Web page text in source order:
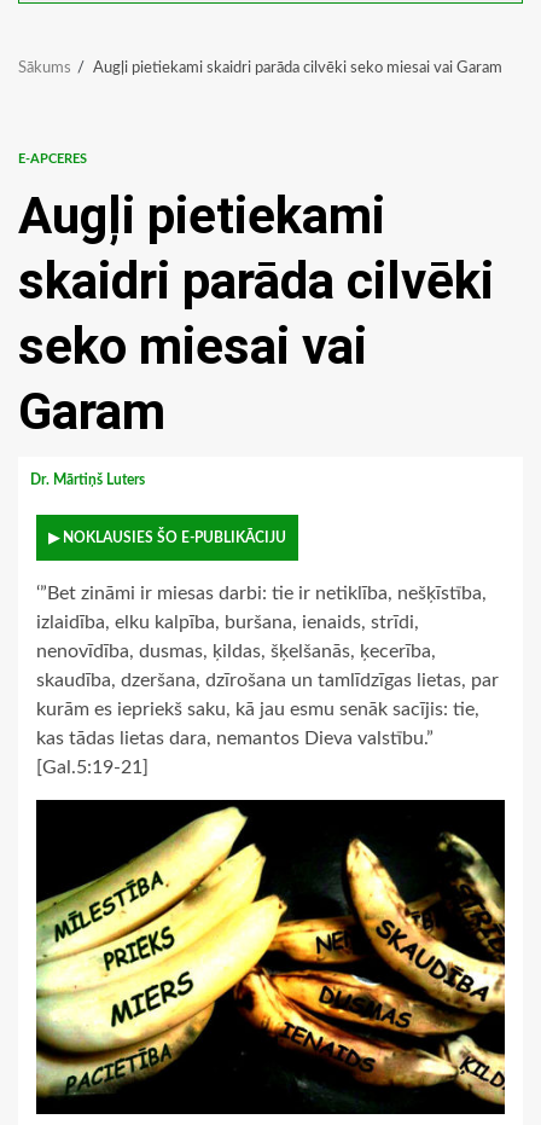
Sākums Augļi pietiekami skaidri parāda cilvēki seko miesai vai Garam
E-APCERES
Augļi pietiekami
skaidri parāda cilvēki
seko miesai vai
Garam
Dr. Mārtiņš Luters
▶ NOKLAUSIES ŠO E-PUBLIKĀCIJU
‘”Bet zināmi ir miesas darbi: tie ir netiklība, nešķīstība,
izlaidība, elku kalpība, buršana, ienaids, strīdi,
nenovīdība, dusmas, ķildas, šķelšanās, ķecerība,
skaudība, dzeršana, dzīrošana un tamlīdzīgas lietas, par
kurām es iepriekš saku, kā jau esmu senāk sacījis: tie,
kas tādas lietas dara, nemantos Dieva valstību.”
[Gal.5:19-21]